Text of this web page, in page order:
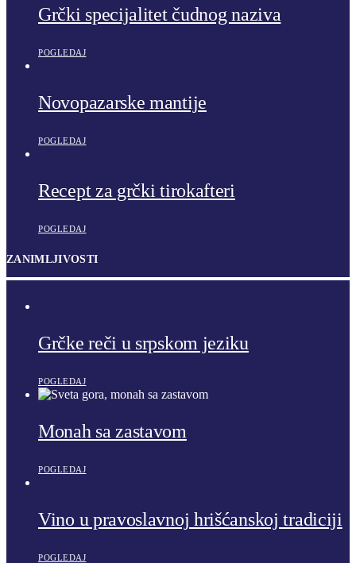
Grčki specijalitet čudnog naziva
POGLEDAJ
Novopazarske mantije
POGLEDAJ
Recept za grčki tirokafteri
POGLEDAJ
ZANIMLJIVOSTI
Grčke reči u srpskom jeziku
POGLEDAJ
Monah sa zastavom
POGLEDAJ
Vino u pravoslavnoj hrišćanskoj tradiciji
POGLEDAJ